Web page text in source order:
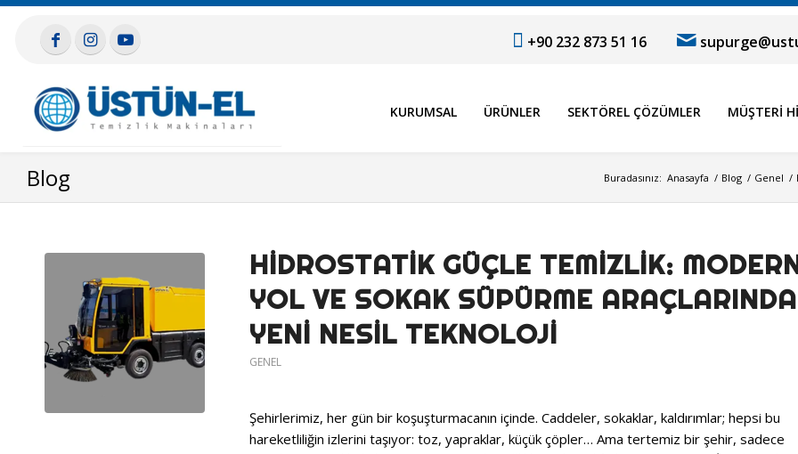
+90 232 873 51 16
KURUMSAL ÜRÜNLER SEKTÖREL ÇÖZÜMLER MÜŞTERI
Blog Buradasınız: Anasayfa / Blog / Genel /
HIDROSTATIK GÜÇLE TEMIZLIK:
YOL VE SOKAK SÜPÜRME ARAÇLARINDA
YENI NESIL TEKNOLOJI
GENEL
Şehirlerimiz, her gün bir koşuşturmacanın içinde. Caddeler, sokaklar, kaldırımlar; hepsi bu
hareketliliğin izlerini taşıyor: toz, yapraklar, küçük çöpler… Ama tertemiz bir şehir, sadece